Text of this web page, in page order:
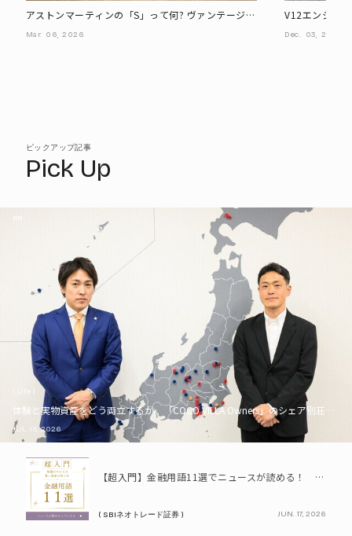
アストンマーティンの「S」って何? ヴァンテージと
DBXの新モデルを実車確認
Mar. 06, 2026
V12エンジン
「ヴァンキッ
Dec. 03, 2025
ピックアップ記事
Pick Up
PR
体験と実物資産をどう両立するか。「COCO VILLA Owners」のシェア別荘とい
JUL. 16, 2026
PR
【超入門】金融用語11選でニュースが読める！ 知識ゼロからの賢い資産の育て方
( SBIネオトレード証券 ) JUN. 17, 2026